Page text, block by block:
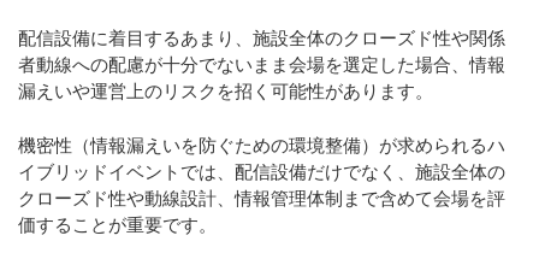
配信設備に着目するあまり、施設全体のクローズド性や関係
者動線への配慮が十分でないまま会場を選定した場合、情報
漏えいや運営上のリスクを招く可能性があります。
機密性（情報漏えいを防ぐための環境整備）が求められるハ
イブリッドイベントでは、配信設備だけでなく、 施設全体の
クローズド性や動線設計、情報管理体制まで含めて会場を評
価することが重要です。